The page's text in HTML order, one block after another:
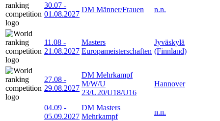
30.07 -
01.08.2027
DM Männer/Frauen n.n.
11.08 -
21.08.2027
Masters
Europameisterschaften
Jyväskylä
(Finnland)
27.08 -
29.08.2027
DM Mehrkampf
M/W/U
23/U20/U18/U16
Hannover
04.09 -
05.09.2027
DM Masters
Mehrkampf
n.n.